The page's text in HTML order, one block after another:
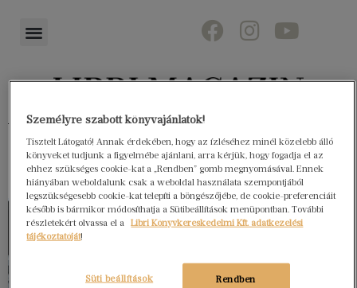
Könyvektől az olvasókig
Személyre szabott könyvajánlatok!
Tisztelt Látogató! Annak érdekében, hogy az ízléséhez minél közelebb álló
könyveket tudjunk a figyelmébe ajánlani, arra kérjük, hogy fogadja el az
ehhez szükséges cookie-kat a „Rendben” gomb megnyomásával. Ennek
hiányában weboldalunk csak a weboldal használata szempontjából
legszükségesebb cookie-kat telepíti a böngészőjébe, de cookie-preferenciáit
később is bármikor módosíthatja a Sütibeállítások menüpontban. További
részletekért olvassa el a
Libri Könyvkereskedelmi Kft. adatkezelési
tájékoztatóját!
Rendben
Süti beállítások